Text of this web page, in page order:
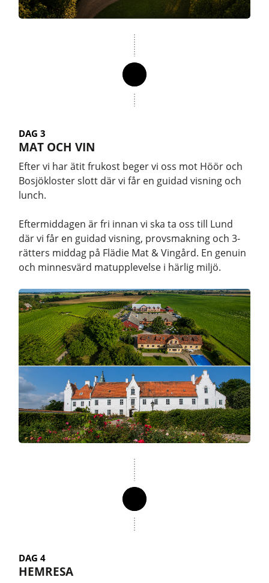
DAG 3
MAT OCH VIN
Efter vi har ätit frukost beger vi oss mot Höör och
Bosjökloster slott där vi får en guidad visning och
lunch.
Eftermiddagen är fri innan vi ska ta oss till Lund
där vi får en guidad visning, provsmakning och 3-
rätters middag på Flädie Mat & Vingård. En genuin
och minnesvärd matupplevelse i härlig miljö.
DAG 4
HEMRESA